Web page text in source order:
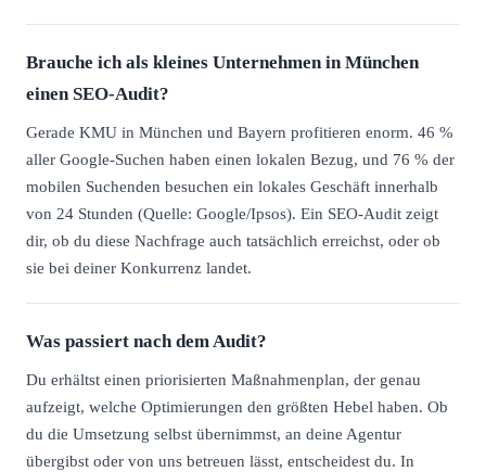
Brauche ich als kleines Unternehmen in München
einen SEO-Audit?
Gerade KMU in München und Bayern profitieren enorm. 46 %
aller Google-Suchen haben einen lokalen Bezug, und 76 % der
mobilen Suchenden besuchen ein lokales Geschäft innerhalb
von 24 Stunden (Quelle: Google/Ipsos). Ein SEO-Audit zeigt
dir, ob du diese Nachfrage auch tatsächlich erreichst, oder ob
sie bei deiner Konkurrenz landet.
Was passiert nach dem Audit?
Du erhältst einen priorisierten Maßnahmenplan, der genau
aufzeigt, welche Optimierungen den größten Hebel haben. Ob
du die Umsetzung selbst übernimmst, an deine Agentur
übergibst oder von uns betreuen lässt, entscheidest du. In